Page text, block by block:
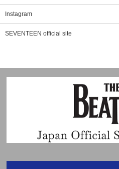
Instagram
SEVENTEEN official site